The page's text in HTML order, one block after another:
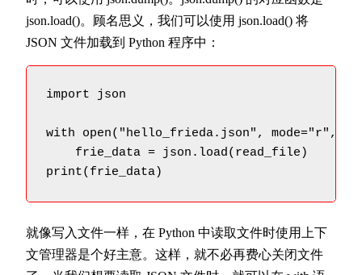
json.load()。顾名思义，我们可以使用 json.load() 将
JSON 文件加载到 Python 程序中：
import json
with open("hello_frieda.json", mode="r",
    frie_data = json.load(read_file)
print(frie_data)
就像写入文件一样，在 Python 中读取文件时使用上下
文管理器是个好主意。这样，就不必再费心关闭文件